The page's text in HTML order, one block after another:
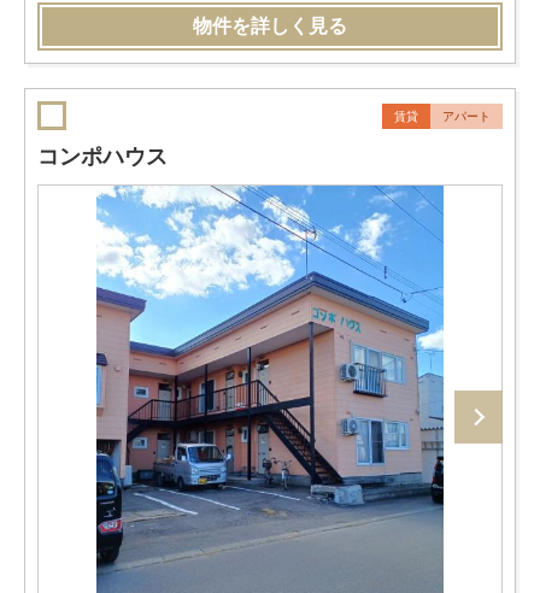
物件を詳しく見る
賃貸 アパート
コンポハウス